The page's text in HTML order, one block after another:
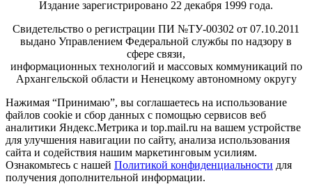
Издание зарегистрировано 22 декабря 1999 года.
Свидетельство о регистрации ПИ №ТУ-00302 от 07.10.2011
выдано Управлением Федеральной службы по надзору в
сфере связи,
информационных технологий и массовых коммуникаций по
Архангельской области и Ненецкому автономному округу
Нажимая “Принимаю”, вы соглашаетесь на использование
файлов cookie и сбор данных с помощью сервисов веб
аналитики Яндекс.Метрика и top.mail.ru на вашем устройстве
для улучшения навигации по сайту, анализа использования
сайта и содействия нашим маркетинговым усилиям.
Ознакомьтесь с нашей Политикой конфиденциальности для
получения дополнительной информации.